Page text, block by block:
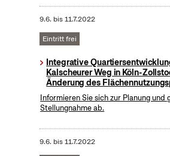
9.6. bis11.7.2022
Eintritt frei
Integrative
Kalscheurer Weg in Köln-
Änderung des
Informieren Sie sich zur Planung und
Stellungnahme ab.
9.6. bis11.7.2022